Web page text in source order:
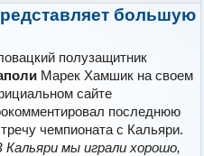
большую
полузащитник
Марек Хaмшик на своем
сайте
последнюю
чемпионата с Кальяри.
Кальяри мы играли хорошо,